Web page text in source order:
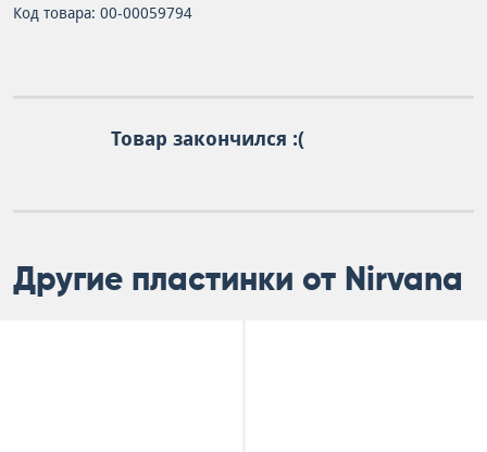
Код товара: 00-00059794
Товар закончился :(
Другие пластинки от Nirvana